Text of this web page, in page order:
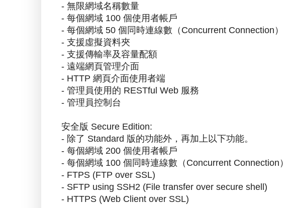
- 無限網域名稱數量
- 每個網域 100 個使用者帳戶
- 每個網域 50 個同時連線數（Concurrent Connection）
- 支援虛擬資料夾
- 支援傳輸率及容量配額
- 遠端網頁管理介面
- HTTP 網頁介面使用者端
- 管理員使用的 RESTful Web 服務
- 管理員控制台
安全版 Secure Edition:
- 除了 Standard 版的功能外，再加上以下功能。
- 每個網域 200 個使用者帳戶
- 每個網域 100 個同時連線數（Concurrent Connection）
- FTPS (FTP over SSL)
- SFTP using SSH2 (File transfer over secure shell)
- HTTPS (Web Client over SSL)